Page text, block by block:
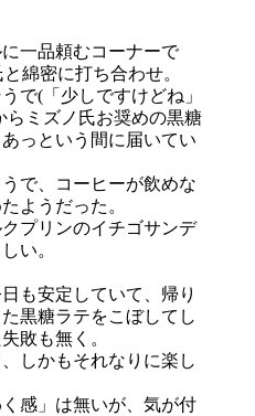
一品頼むコーナーで
綿密に打ち合わせ。
で(「少しですけどね」
らミズノ氏お奨めの黒糖
っという間に届いてい
で、コーヒーが飲めな
ようだった。
プリンのイチゴサンデ
い。
も安定していて、帰り
黒糖ラテをこぼしてし
敗も無く。
しかもそれなりに楽し
感」は無いが、気が付